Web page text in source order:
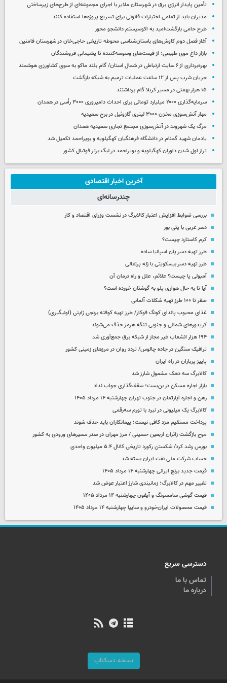
تأمین پایدار انرژی برق در شهرستان ملایر با اجرای مجموعه‌ای از طرح‌های زیرساختی
مدیران باید از تمامی اختیارات قانونی برای تسریع پروژه‌ها استفاده کنند
طرح حامی بازگشت‌امید به اکوسیستم دانشجو محور
آغاز فصل دوم کاوش‌های باستان‌شناسی محوطه تاریخی حاجی‌خان در شهرستان فامنین
بازار داغ موی طبیعی؛ از قیمت‌های وسوسه‌کننده تا پشیمانی فروشندگان
بهره‌برداری از ۶ سایت ارتباطی در شمال استان/ گام بلند ماکو به سوی کشاورزی هوشمند
جریان شرب پس از ۱۲ ساعت عملیات ترمیم به شبکه بازگشت
۱۵ هزار بهمئی در مسیر کربلا گام برداشتند
سرمایه‌گذاری ۲۰۰۰ میلیارد تومانی برای احداث دامپروری ۳۰۰۰ رأسی در همدان
مهار آتش‌سوزی مخزن ۳۰۰۰ لیتری گازوئیل در برج سعیدیه
مرگ یک شهروند در آتش‌سوزی مجتمع تجاری سعیدیه همدان
یادمان شهید گمنام در دانشگاه فرهنگیان کهگیلویه و بویراحمد تکمیل شد
تراز اول شدن داوران کهگیلویه و بویراحمد در لیگ برتر فوتبال کشور
آخرین اخبار اقتصادی
چندرسانه‌ای
بررسی ضوابط افزایش اعتبار کالابرگ در نشست وزرای اقتصاد و کار
دسر عربی با پتی بور
کرم کاستارد چیست؟
طرز تهیه دسر پان اسپانیا ساده
طرز تهیه دسر بیسکویتی با ژله پرتقالی
آمبولی پا چیست؟ علائم، علل و راه درمان آن
آیا تا به حال هواری پلو به گوشتان خورده است؟
صفر تا ۱۰۰ طرز تهیه شکلات آلمانی
غذای محبوب پاندای کونگ فوکار/ طرز تهیه کوفته برنجی ژاپنی (اونیگیری)
کریدورهای شمالی و جنوبی تنگه هرمز حذف می‌شوند
۱۹۴ هزار انشعاب غیر مجاز از شبکه برق جمع‌آوری شد
ترافیک سنگین در جاده چالوس/ تردد روان در مرزهای زمینی کشور
پاییز پرباران در راه ایران
کالابرگ سه دهک مشمول شارز شد
بازار اجاره مسکن در بن‌بست؛ سقف‌گذاری جواب نداد
رهن و اجاره آپارتمان در جنوب تهران چهارشنبه ۱۴ مرداد ۱۴۰۵
کالابرگ یک میلیونی در نبرد با تورم سه‌رقمی
پرداخت مستقیم مزد کافی نیست؛ پیمانکاران باید حذف شوند
موج بازگشت زائران اربعین حسینی / مرز مهران در صدر مسیرهای ورودی به کشور
بورس رشد کرد/ شکستن رکورد تاریخی کانال ۵.۴ میلیون واحدی
حساب‌ شرکت ملی نفت ایران بسته شد
قیمت جدید برنج ایرانی چهارشنبه ۱۴ مرداد ۱۴۰۵
تغییر مهم در کالابرگ؛ زمانبندی‌ شارژ اعتبار عوض شد
قیمت گوشی سامسونگ و آیفون چهارشنبه ۱۴ مرداد ۱۴۰۵
قیمت محصولات ایران‌خودرو و سایپا چهارشنبه ۱۴ مرداد ۱۴۰۵
دسترسی سریع
تماس با ما
درباره ما
نسخه دسکتاپ